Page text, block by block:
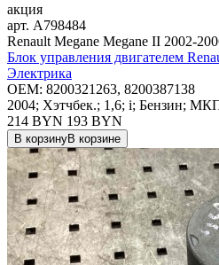
акция
арт. A798484
Renault Megane Megane II 2002-
Блок управления двигателем
Электрика
OEM: 8200321263, 8200387138
2004; Хэтчбек.; 1,6; i; Бензин;
214 BYN 193 BYN
В корзинуВ корзине